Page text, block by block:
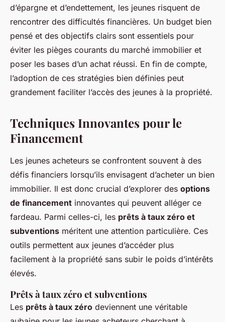
d’épargne et d’endettement, les jeunes risquent de
rencontrer des difficultés financières. Un budget bien
pensé et des objectifs clairs sont essentiels pour
éviter les pièges courants du marché immobilier et
poser les bases d’un achat réussi. En fin de compte,
l’adoption de ces stratégies bien définies peut
grandement faciliter l’accès des jeunes à la propriété.
Techniques Innovantes pour le
Financement
Les jeunes acheteurs se confrontent souvent à des
défis financiers lorsqu’ils envisagent d’acheter un bien
immobilier. Il est donc crucial d’explorer des options
de financement innovantes qui peuvent alléger ce
fardeau. Parmi celles-ci, les prêts à taux zéro et
subventions méritent une attention particulière. Ces
outils permettent aux jeunes d’accéder plus
facilement à la propriété sans subir le poids d’intérêts
élevés.
Prêts à taux zéro et subventions
Les prêts à taux zéro deviennent une véritable